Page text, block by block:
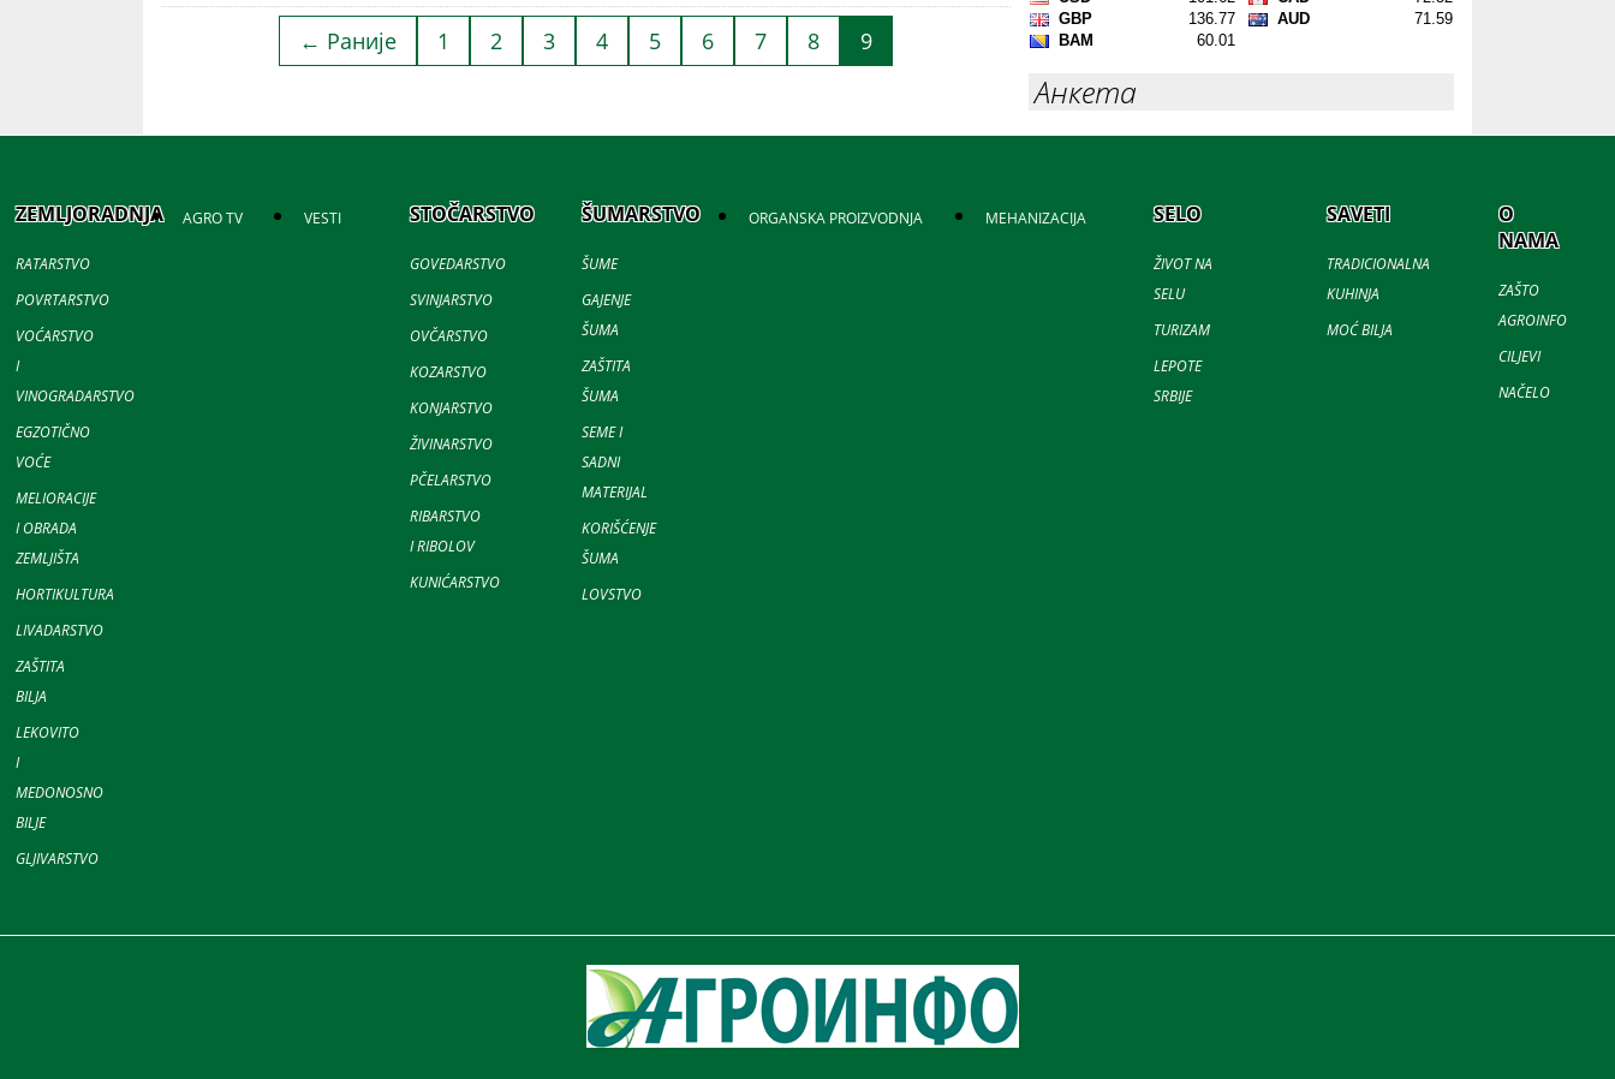
← Раније 1 2 3 4 5 6 7 8 9
Анкета
ZEMLJORADNJA
RATARSTVO
POVRTARSTVO
VOĆARSTVO
I
VINOGRADARSTVO
EGZOTIČNO
VOĆE
MELIORACIJE
I OBRADA
ZEMLJIŠTA
HORTIKULTURA
LIVADARSTVO
ZAŠTITA
BILJA
LEKOVITO
I
MEDONOSNO
BILJE
GLJIVARSTVO
AGRO TV VESTI STOČARSTVO
GOVEDARSTVO
SVINJARSTVO
OVČARSTVO
KOZARSTVO
KONJARSTVO
ŽIVINARSTVO
PČELARSTVO
RIBARSTVO
I RIBOLOV
KUNIĆARSTVO
ŠUMARSTVO
ŠUME
GAJENJE
ŠUMA
ZAŠTITA
ŠUMA
SEME I
SADNI
MATERIJAL
KORIŠĆENJE
ŠUMA
LOVSTVO
ORGANSKA PROIZVODNJA MEHANIZACIJA SELO
ŽIVOT NA
SELU
TURIZAM
LEPOTE
SRBIJE
SAVETI
TRADICIONALNA
KUHINJA
MOĆ BILJA
O
NAMA
ZAŠTO
AGROINFO
CILJEVI
NAČELO